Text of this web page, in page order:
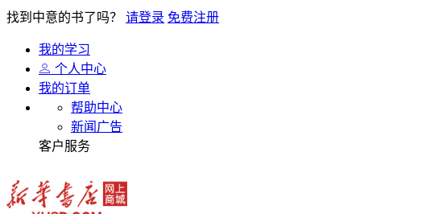
找到中意的书了吗？ 请登录 免费注册
我的学习
个人中心
我的订单
帮助中心
新闻广告
客户服务